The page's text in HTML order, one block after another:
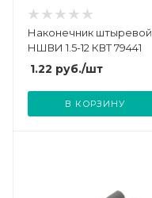
Наконечник штыревой
НШВИ 1.5-12 КВТ 79441
1.22 руб./шт
В КОРЗИНУ